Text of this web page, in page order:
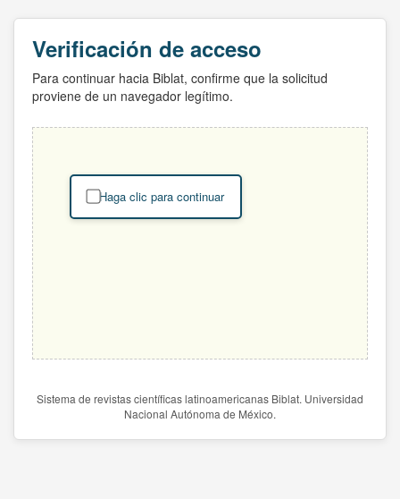
Verificación de acceso
Para continuar hacia Biblat, confirme que la solicitud
proviene de un navegador legítimo.
Haga clic para continuar
Sistema de revistas científicas latinoamericanas Biblat. Universidad
Nacional Autónoma de México.